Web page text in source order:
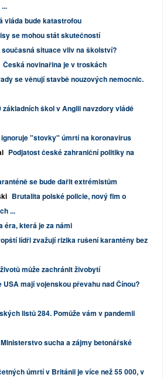
vláda bude katastrofou
se mohou stát skutečností
situace vliv na školství?
Česká novinařina je v troskách
se věnují stavbě nouzových nemocnic.
základních škol v Anglii navzdory vládě
"stovky" úmrtí na koronavirus
Podjatost české zahraniční politiky na
se bude dařit extrémistům
Brutalita polské policie, nový fim o
...
éra, která je za námi
lídři zvažují rizika rušení karantény bez
může zachránit živobytí
USA mají vojenskou převahu nad Čínou?
listů 284. Pomůže vám v pandemii
Ministerstvo sucha a zájmy betonářské
úmrtí v Británii je více než 55 000, v